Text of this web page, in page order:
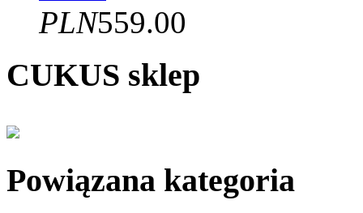
PLN559.00
CUKUS sklep
Powiązana kategoria